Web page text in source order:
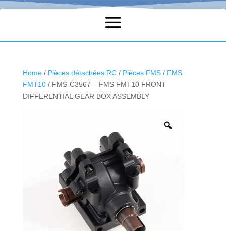
Home/ Pièces détachées RC/ Pièces FMS/ FMS
FMT10/ FMS-C3567 – FMS FMT10 FRONT
DIFFERENTIAL GEAR BOX ASSEMBLY